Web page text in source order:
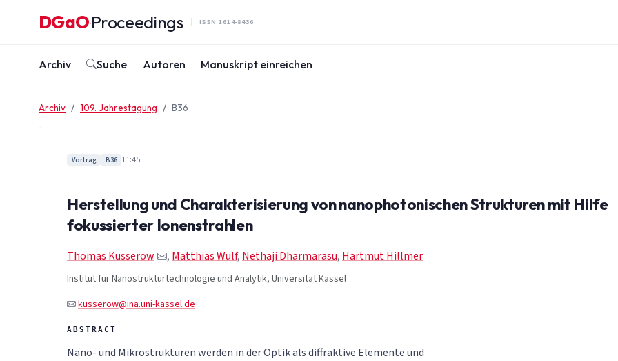
DGaO·Proceedings ISSN 1614-8436
Archiv Suche Autoren Manuskript einreichen
Archiv 109. Jahrestagung B36
Vortrag B36 11:45
Herstellung und Charakterisierung von nanophotonischen Strukturen mit Hilfe
fokussierter Ionenstrahlen
Thomas Kusserow , Matthias Wulf, Nethaji Dharmarasu, Hartmut Hillmer
Institut für Nanostrukturtechnologie und Analytik, Universität Kassel
kusserow@ina.uni-kassel.de
Nano- und Mikrostrukturen werden in der Optik als diffraktive Elemente und